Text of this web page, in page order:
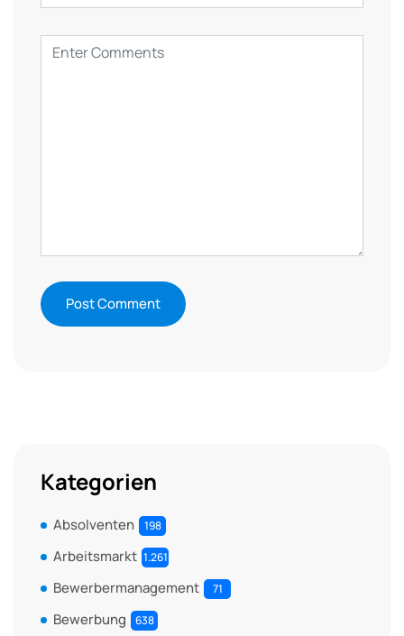
Kategorien
Absolventen 198
Arbeitsmarkt 1.261
Bewerbermanagement 71
Bewerbung 638